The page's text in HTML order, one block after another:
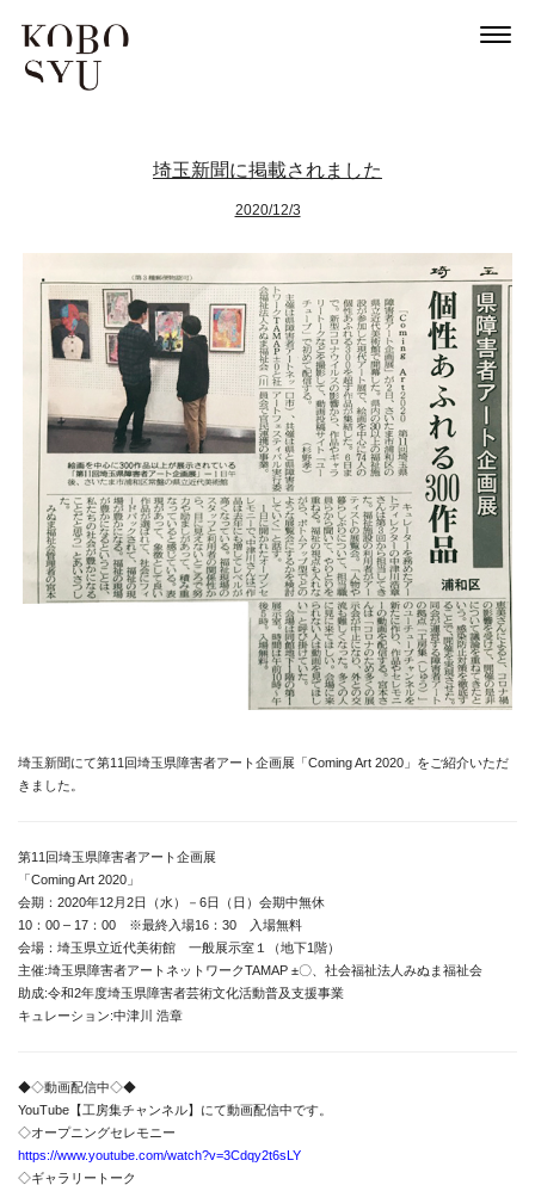
埼玉新聞に掲載されました
2020/12/3
埼玉新聞にて第11回埼玉県障害者アート企画展「Coming Art 2020」をご紹介いただ
きました。
第11回埼玉県障害者アート企画展
「Coming Art 2020」
会期：2020年12月2日（水）－6日（日）会期中無休
10：00 – 17：00 ※最終入場16：30 入場無料
会場：埼玉県立近代美術館 一般展示室１（地下1階）
主催:埼玉県障害者アートネットワークTAMAP ±〇、社会福祉法人みぬま福祉会
助成:令和2年度埼玉県障害者芸術文化活動普及支援事業
キュレーション:中津川 浩章
◆◇動画配信中◇◆
YouTube【工房集チャンネル】にて動画配信中です。
◇オープニングセレモニー
https://www.youtube.com/watch?v=3Cdqy2t6sLY
◇ギャラリートーク